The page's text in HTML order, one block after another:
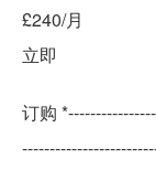
£240/月
立即
订购